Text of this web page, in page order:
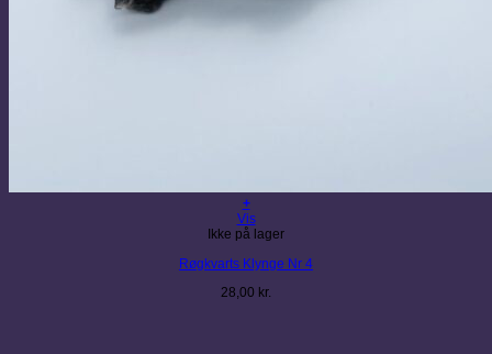
+
Vis
Ikke på lager
Røgkvarts Klynge Nr 4
28,00 kr.